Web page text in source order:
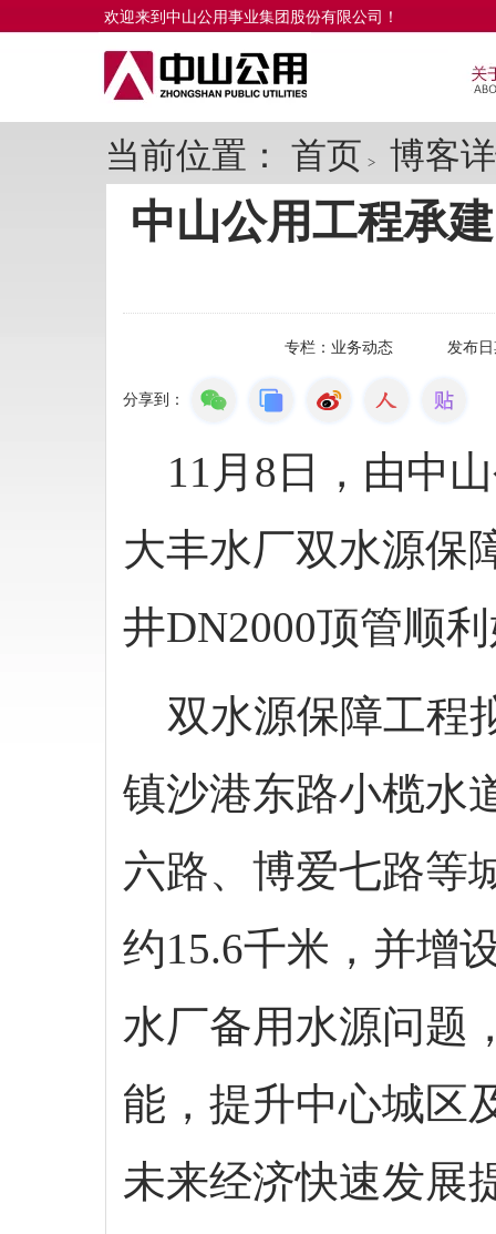
欢迎来到中山公用事业集团股份有限公司！
当前位置： 首页 > 博客
中山公用工程承
专栏： 业务动态 发布
分享到：
11月8日，由中
大丰水厂双水源保
井DN2000顶管顺
双水源保障工程
镇沙港东路小榄水
六路、博爱七路等
约15.6千米，并增
水厂备用水源问题
能，提升中心城区
未来经济快速发展